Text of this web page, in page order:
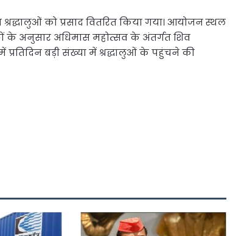
को प्रसाद वितरित किया गया। आयोजन स्थल
के अनुसार अधिमास महोत्सव के अंतर्गत शिव
प्रतिदिन बड़ी संख्या में श्रद्धालुओं के पहुंचने की